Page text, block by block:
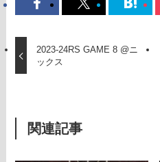
2023-24RS GAME 8 @ニ
ックス
関連記事